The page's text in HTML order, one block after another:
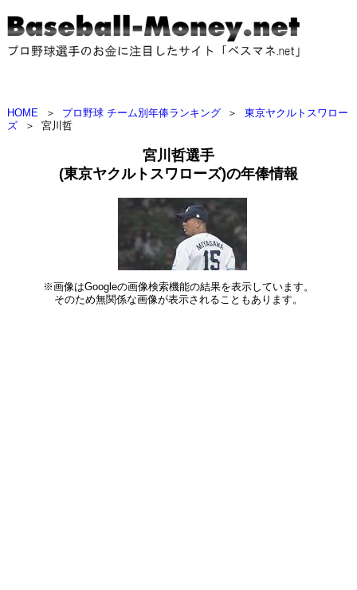
HOME ＞ プロ野球 チーム別年俸ランキング ＞
東京ヤクルトスワロー
ズ
＞ 宮川哲
宮川哲選手
(東京ヤクルトスワローズ)の年俸情報
※画像はGoogleの画像検索機能の結果を表示しています。
そのため無関係な画像が表示されることもあります。